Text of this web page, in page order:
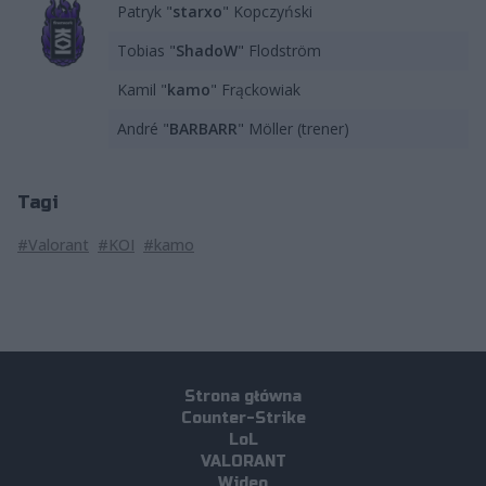
Patryk "starxo" Kopczyński
Tobias "ShadoW" Flodström
Kamil "kamo" Frąckowiak
André "BARBARR" Möller (trener)
Tagi
#Valorant #KOI #kamo
Strona główna
Counter-Strike
LoL
VALORANT